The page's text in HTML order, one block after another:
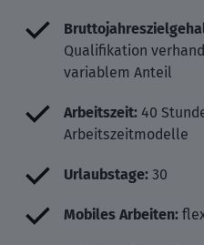
Qualifikation
variablem Anteil
Arbeitszeit: 40
Arbeitszeitmodelle
Urlaubstage: 30
Mobiles Arbeiten: